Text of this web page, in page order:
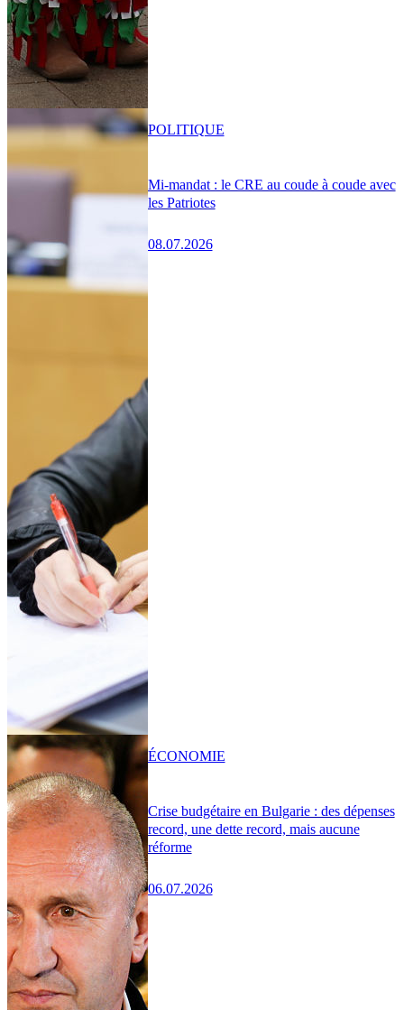
Mi-mandat : le CRE au coude à coude avec
les Patriotes
08.07.2026
POLITIQUE
Crise budgétaire en Bulgarie : des dépenses
record, une dette record, mais aucune
réforme
06.07.2026
ÉCONOMIE